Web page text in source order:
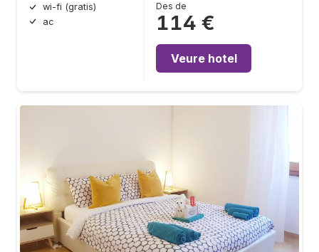
wi-fi (gratis)
ac
Des de
114 €
Veure hotel